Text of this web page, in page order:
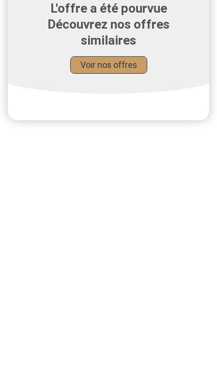
L'offre a été pourvue
Découvrez nos offres
similaires
Voir nos offres